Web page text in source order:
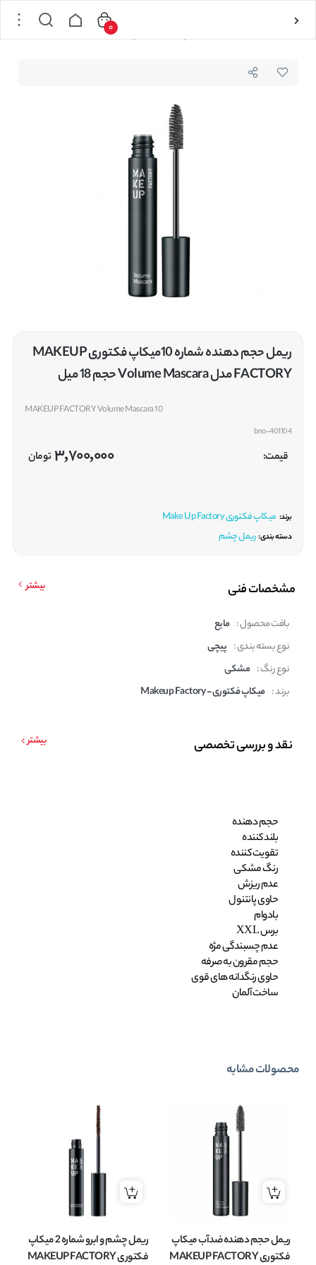
ریمل چشم/ ریمل حجم دهنده شماره 10میکاپ فکتوری MAKEUP FACTORY مدل Volume Mascara حجم 18 میل 0
ریمل حجم دهنده شماره 10میکاپ فکتوری MAKEUP
FACTORY مدل Volume Mascara حجم 18 میل
MAKEUP FACTORY Volume Mascara 10
bno-401104
قیمت: 3,700,000 تومان
برند: میکاپ فکتوری Make Up Factory
دسته بندی: ریمل چشم
مشخصات فنی بیشتر
بافت محصول : مایع
نوع بسته بندی : پیچی
نوع رنگ : مشکی
برند : میکاپ فکتوری - Makeup Factory
نقد و بررسی تخصصی بیشتر
حجم دهنده
بلند کننده
تقویت کننده
رنگ مشکی
عدم ریزش
حاوی پانتنول
بادوام
برس XXL
عدم چسبندگی مژه
حجم مقرون به صرفه
حاوی رنگدانه های قوی
ساخت آلمان
محصولات مشابه
ریمل حجم دهنده ضدآب میکاپ
فکتوری MAKEUP FACTORY
ریمل چشم و ابرو شماره 2 میکاپ
فکتوری MAKEUP FACTORY